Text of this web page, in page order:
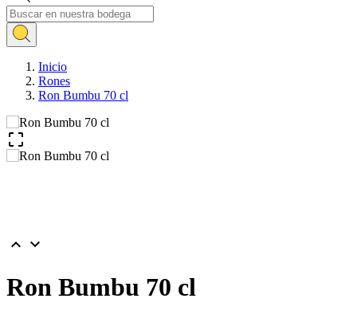
Inicio
Rones
Ron Bumbu 70 cl

 
Ron Bumbu 70 cl